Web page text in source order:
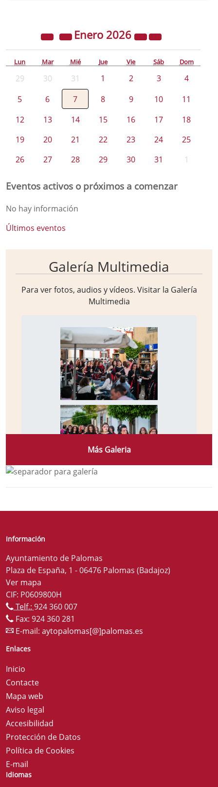
Enero 2026
Lun Mar Mié Jue Vie Sáb Dom
29 30 31 1 2 3
4
5
6 7 8 9 10
11
12
13 14 15 16 17
18
19
20 21 22 23 24
25
26
27 28 29 30 31 1
Eventos activos o próximos a comenzar
No hay información
Últimos eventos
Galería Multimedia
Para ver fotos, audios y vídeos. Visitar la Galería
Multimedia
Más Galeria
Información
Ayuntamiento de Palomas
Plaza de España, 1 - 06476 Palomas (Badajoz)
Ver mapa
CIF: P0609800H
Telf.: 924 360 007
Fax: 924 360 281
E-mail: aytopalomas[@]palomas.es
Enlaces
Inicio
Contacte
Mapa web
Aviso legal
Accesibilidad
Protección de Datos
Política de Cookies
E-mail
Idiomas